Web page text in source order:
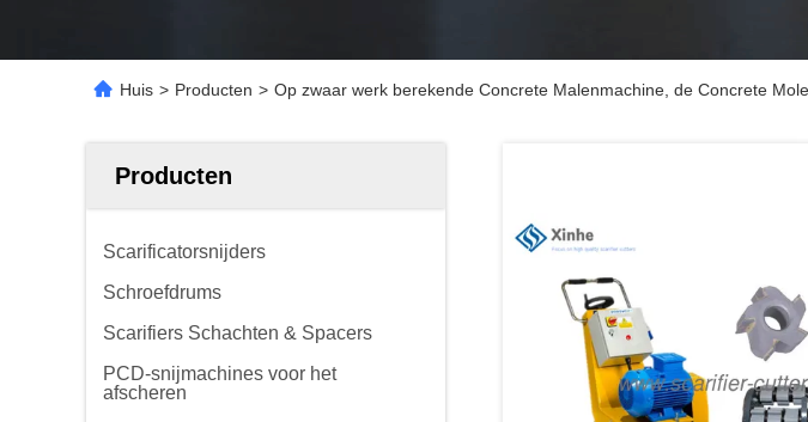
Huis > Producten > Op zwaar werk berekende Concrete Malenmachine, de Concrete
Producten
Scarificatorsnijders
Schroefdrums
Scarifiers Schachten & Spacers
PCD-snijmachines voor het
afscheren